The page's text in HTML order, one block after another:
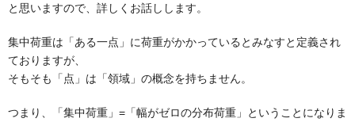
と思いますので、詳しくお話しします。
集中荷重は「ある一点」に荷重がかかっているとみなすと定義され
ておりますが、
そもそも「点」は「領域」の概念を持ちません。
つまり、「集中荷重」=「幅がゼロの分布荷重」ということになりま